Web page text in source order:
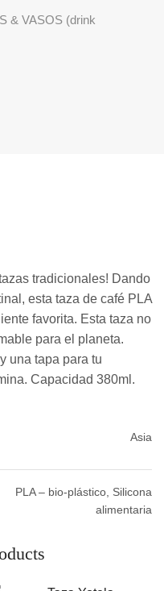
& VASOS (drink
tradicionales! Dando
esta taza de café PLA
favorita. Esta taza no
para el planeta.
una tapa para tu
Capacidad 380ml.
Asia
PLA – bio-plástico, Silicona
alimentaria